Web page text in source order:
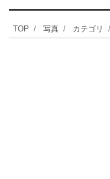
TOP 写真 カテゴリ